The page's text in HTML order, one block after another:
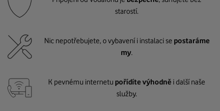
starostí.
Nic nepotřebujete, o vybavení i instalaci se postaráme
my.
K pevnému internetu pořídíte výhodně i další naše
služby.